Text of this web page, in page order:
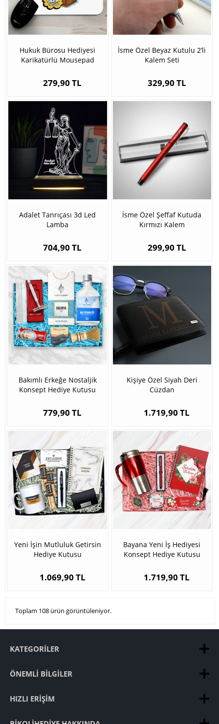
Hukuk Bürosu Hediyesi
Karikatürlü Mousepad
279,90 TL
İsme Özel Beyaz Kutulu 2’li
Kalem Seti
329,90 TL
Adalet Tanrıçası 3d Led
Lamba
704,90 TL
İsme Özel Şeffaf Kutuda
Kırmızı Kalem
299,90 TL
Bakımlı Erkeğe Nostaljik
Konsept Hediye Kutusu
779,90 TL
Kişiye Özel Siyah Deri
Cüzdan
1.719,90 TL
Yeni İşin Mutluluk Getirsin
Hediye Kutusu
1.069,90 TL
Bayana Yeni İş Hediyesi
Konsept Hediye Kutusu
1.719,90 TL
Toplam 108 ürün görüntüleniyor.
KATEGORILER
ÖNEMLI BILGILER
HIZLI ERIŞIM